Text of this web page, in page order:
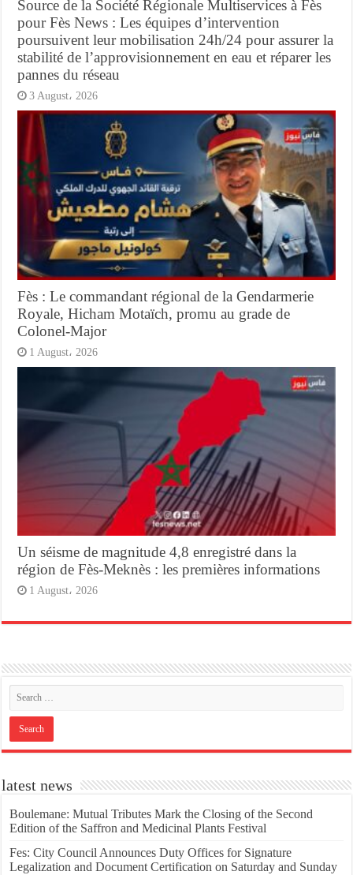
Source de la Société Régionale Multiservices à Fès
pour Fès News : Les équipes d’intervention
poursuivent leur mobilisation 24h/24 pour assurer la
stabilité de l’approvisionnement en eau et réparer les
pannes du réseau
3 August، 2026
Fès : Le commandant régional de la Gendarmerie
Royale, Hicham Motaïch, promu au grade de
Colonel-Major
1 August، 2026
Un séisme de magnitude 4,8 enregistré dans la
région de Fès-Meknès : les premières informations
1 August، 2026
latest news
Boulemane: Mutual Tributes Mark the Closing of the Second
Edition of the Saffron and Medicinal Plants Festival
Fes: City Council Announces Duty Offices for Signature
Legalization and Document Certification on Saturday and Sunday